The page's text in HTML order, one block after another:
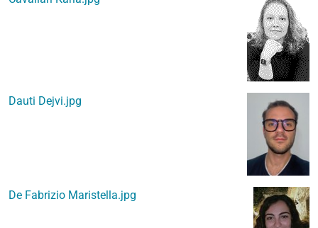
Dauti Dejvi.jpg
De Fabrizio Maristella.jpg